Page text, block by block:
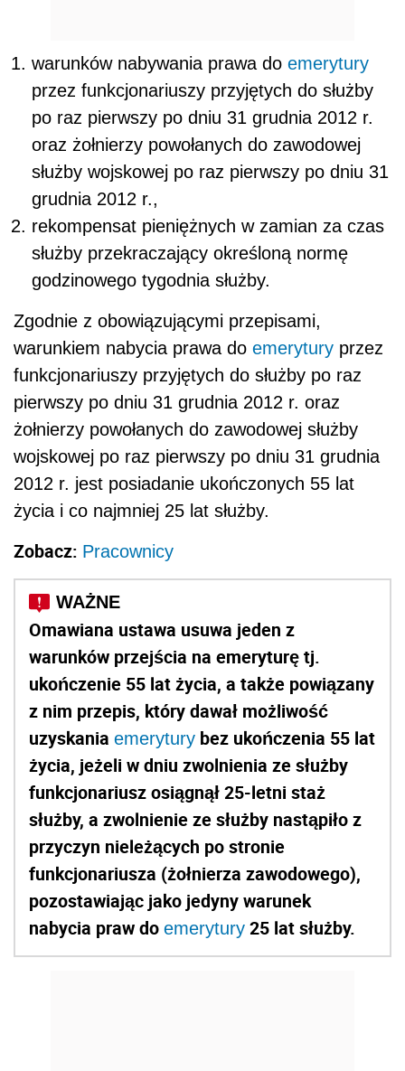
warunków nabywania prawa do emerytury
przez funkcjonariuszy przyjętych do służby
po raz pierwszy po dniu 31 grudnia 2012 r.
oraz żołnierzy powołanych do zawodowej
służby wojskowej po raz pierwszy po dniu 31
grudnia 2012 r.,
rekompensat pieniężnych w zamian za czas
służby przekraczający określoną normę
godzinowego tygodnia służby.
Zgodnie z obowiązującymi przepisami,
warunkiem nabycia prawa do emerytury przez
funkcjonariuszy przyjętych do służby po raz
pierwszy po dniu 31 grudnia 2012 r. oraz
żołnierzy powołanych do zawodowej służby
wojskowej po raz pierwszy po dniu 31 grudnia
2012 r. jest posiadanie ukończonych 55 lat
życia i co najmniej 25 lat służby.
Zobacz: Pracownicy
Omawiana ustawa usuwa jeden z
warunków przejścia na emeryturę tj.
ukończenie 55 lat życia, a także powiązany
z nim przepis, który dawał możliwość
uzyskania emerytury bez ukończenia 55 lat
życia, jeżeli w dniu zwolnienia ze służby
funkcjonariusz osiągnął 25-letni staż
służby, a zwolnienie ze służby nastąpiło z
przyczyn nieleżących po stronie
funkcjonariusza (żołnierza zawodowego),
pozostawiając jako jedyny warunek
nabycia praw do emerytury 25 lat służby.